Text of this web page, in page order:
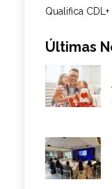
Qualifica CDL+
Últimas